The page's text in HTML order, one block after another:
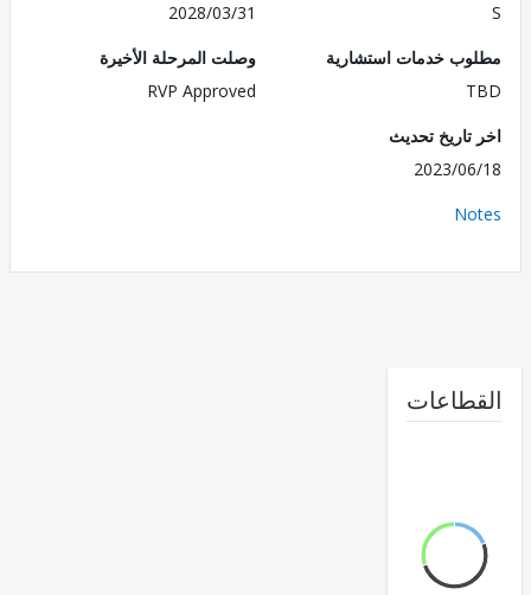
2028/03/31
خدمات استشارية
وصلت المرحلة الأخيرة
RVP Approved
تحديث
2023/